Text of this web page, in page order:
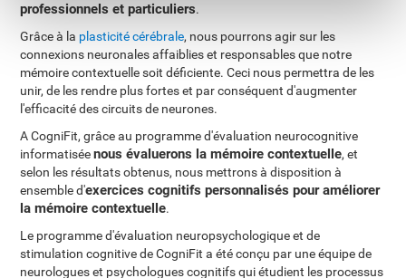
professionnels et particuliers.
Grâce à la plasticité cérébrale, nous pourrons agir sur les
connexions neuronales affaiblies et responsables que notre
mémoire contextuelle soit déficiente. Ceci nous permettra de les
unir, de les rendre plus fortes et par conséquent d'augmenter
l'efficacité des circuits de neurones.
A CogniFit, grâce au programme d'évaluation neurocognitive
informatiséenous évaluerons la mémoire contextuelle, et
selon les résultats obtenus, nous mettrons à disposition à
ensemble d'exercices cognitifs personnalisés pour améliorer
la mémoire contextuelle.
Le programme d'évaluation neuropsychologique et de
stimulation cognitive de CogniFit a été conçu par une équipe de
neurologues et psychologues cognitifs qui étudient les processus